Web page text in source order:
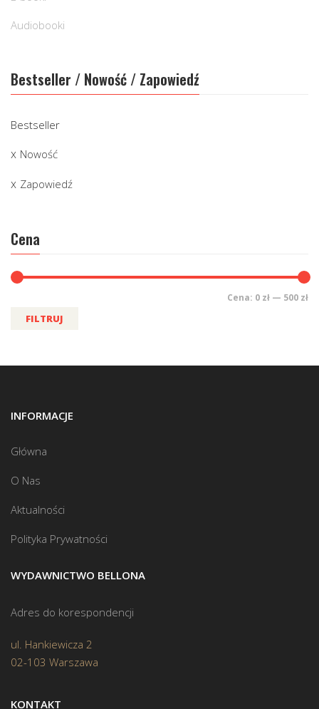
Audiobooki
Bestseller / Nowość / Zapowiedź
Bestseller
Nowość
Zapowiedź
Cena
FILTRUJ
Cena: 0 zł — 500 zł
INFORMACJE
Główna
O Nas
Aktualności
Polityka Prywatności
WYDAWNICTWO BELLONA
Adres do korespondencji
ul. Hankiewicza 2
02-103 Warszawa
KONTAKT